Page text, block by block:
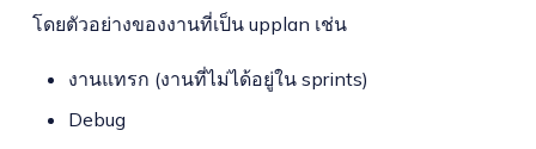
โดยตัวอย่างของงานที่เป็น upplan เช่น
งานแทรก (งานที่ไม่ได้อยู่ใน sprints)
Debug